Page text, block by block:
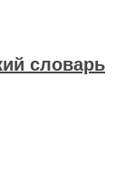
словарь